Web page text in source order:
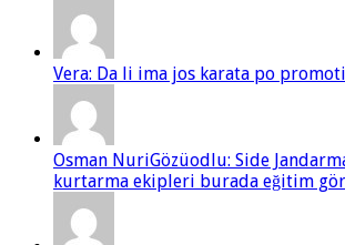
Vera: Da li ima jos karata po
Osman NuriGözüodlu: Side
kurtarma ekipleri burada eğitim